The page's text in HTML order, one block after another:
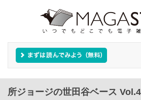
所ジョージの世田谷ベース